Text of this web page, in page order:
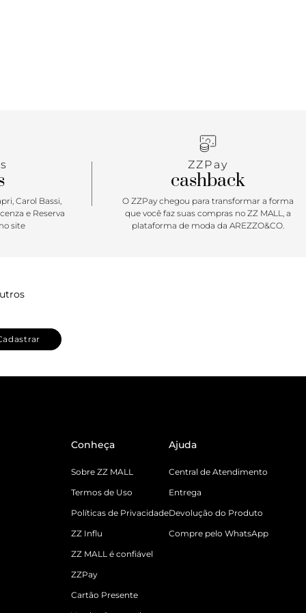
Carol Bassi,
e Reserva
site
ZZPay
cashback
O ZZPay chegou para transformar a forma
que você faz suas compras no ZZ MALL, a
plataforma de moda da AREZZO&CO.
Conheça
Sobre ZZ MALL
Termos de Uso
Políticas de Privacidade
ZZ Influ
ZZ MALL é confiável
ZZPay
Cartão Presente
Ajuda
Central de Atendimento
Entrega
Devolução do Produto
Compre pelo WhatsApp